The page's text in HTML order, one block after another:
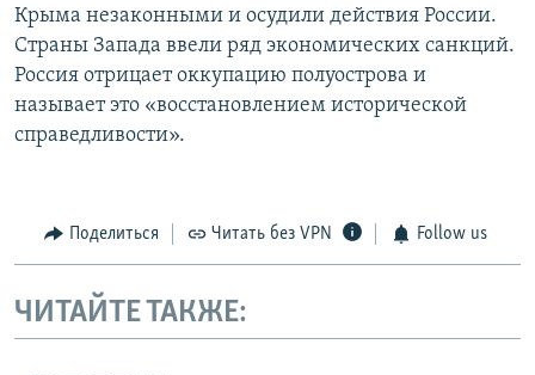
Крыма незаконными и осудили действия России.
Страны Запада ввели ряд экономических санкций.
Россия отрицает оккупацию полуострова и
называет это «восстановлением исторической
справедливости».
Поделиться Читать без VPN Follow us
ЧИТАЙТЕ ТАКЖЕ: